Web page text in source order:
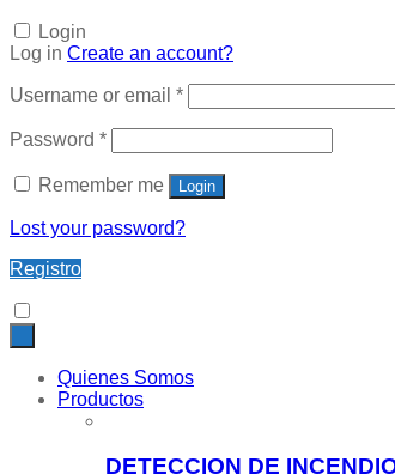
Login
Log in Create an account?
Username or email *
Password *
Remember me Login
Lost your password?
Registro
Quienes Somos
Productos
DETECCION DE